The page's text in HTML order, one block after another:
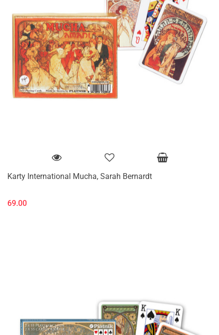
Karty International Mucha, Sarah Bernardt
69.00